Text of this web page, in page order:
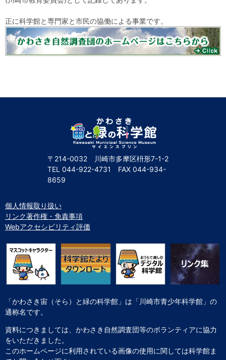
正に科学館と専門家と市民の協働による事業です。
〒214-0032 川崎市多摩区枡形7-1-2
TEL 044-922-4731 FAX 044-934-
8659
個人情報取り扱い
リンク著作権・免責事項
Webアクセシビリティ評価
「かわさき宙（そら）と緑の科学館」は「川崎市青少年科学館」の
通称名です。
資料につきましては、かわさき自然調査団等のボランティアに協力
をいただきました。
このホームページに利用されている画像の使用に関しては科学館ま